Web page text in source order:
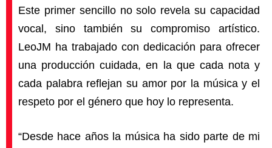
Este primer sencillo no solo revela su capacidad
vocal, sino también su compromiso artístico.
LeoJM ha trabajado con dedicación para ofrecer
una producción cuidada, en la que cada nota y
cada palabra reflejan su amor por la música y el
respeto por el género que hoy lo representa.
“Desde hace años la música ha sido parte de mi